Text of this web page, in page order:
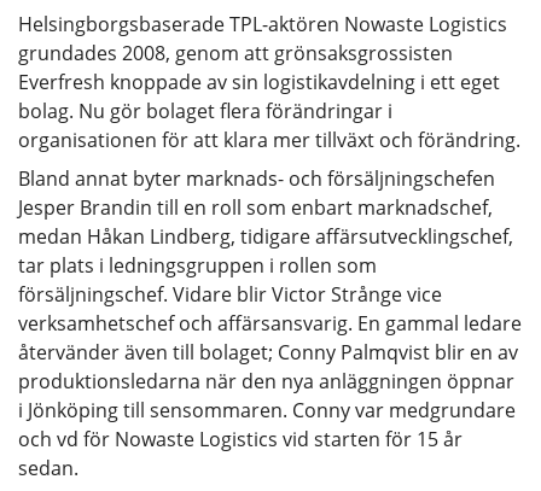
Helsingborgsbaserade TPL-aktören Nowaste Logistics
grundades 2008, genom att grönsaksgrossisten
Everfresh knoppade av sin logistikavdelning i ett eget
bolag. Nu gör bolaget flera förändringar i
organisationen för att klara mer tillväxt och förändring.
Bland annat byter marknads- och försäljningschefen
Jesper Brandin till en roll som enbart marknadschef,
medan Håkan Lindberg, tidigare affärsutvecklingschef,
tar plats i ledningsgruppen i rollen som
försäljningschef. Vidare blir Victor Strånge vice
verksamhetschef och affärsansvarig. En gammal ledare
återvänder även till bolaget; Conny Palmqvist blir en av
produktionsledarna när den nya anläggningen öppnar
i Jönköping till sensommaren. Conny var medgrundare
och vd för Nowaste Logistics vid starten för 15 år
sedan.